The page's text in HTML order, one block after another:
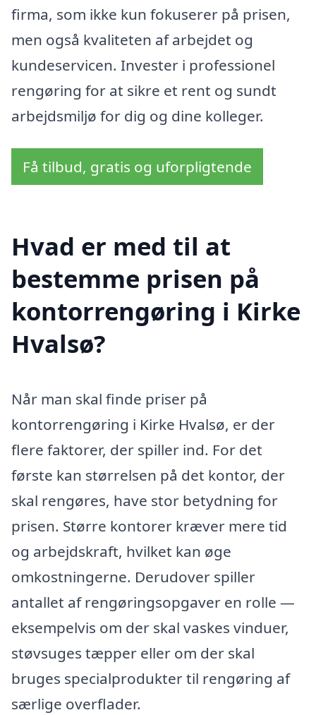
firma, som ikke kun fokuserer på prisen,
men også kvaliteten af arbejdet og
kundeservicen. Invester i professionel
rengøring for at sikre et rent og sundt
arbejdsmiljø for dig og dine kolleger.
Få tilbud, gratis og uforpligtende
Hvad er med til at
bestemme prisen på
kontorrengøring i Kirke
Hvalsø?
Når man skal finde priser på
kontorrengøring i Kirke Hvalsø, er der
flere faktorer, der spiller ind. For det
første kan størrelsen på det kontor, der
skal rengøres, have stor betydning for
prisen. Større kontorer kræver mere tid
og arbejdskraft, hvilket kan øge
omkostningerne. Derudover spiller
antallet af rengøringsopgaver en rolle —
eksempelvis om der skal vaskes vinduer,
støvsuges tæpper eller om der skal
bruges specialprodukter til rengøring af
særlige overflader.